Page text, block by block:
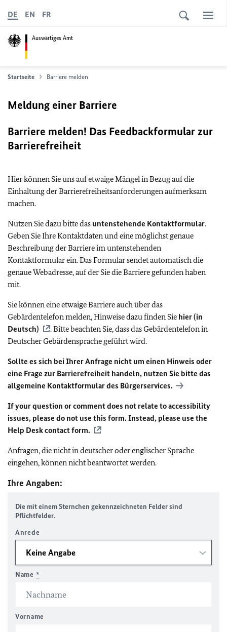
Auswärtiges Amt
DE EN FR
Startseite Barriere melden
Meldung einer Barriere
Barriere melden! Das Feedbackformular zur
Barrierefreiheit
Hier können Sie uns auf etwaige Mängel in Bezug auf die
Einhaltung der Barrierefreiheitsanforderungen aufmerksam
machen.
Nutzen Sie dazu bitte das untenstehende Kontaktformular.
Geben Sie Ihre Kontaktdaten und eine möglichst genaue
Beschreibung der Barriere im untenstehenden
Kontaktformular ein. Das Formular sendet automatisch die
genaue Webadresse, auf der Sie die Barriere gefunden haben
mit.
Sie können eine etwaige Barriere auch über das
Gebärdentelefon melden, Hinweise dazu finden Sie hier (in
Deutsch)
. Bitte beachten Sie, dass das Gebärdentelefon in
Deutscher Gebärdensprache geführt wird.
Sollte es sich bei Ihrer Anfrage nicht um einen Hinweis oder
eine Frage zur Barrierefreiheit handeln, nutzen Sie bitte das
allgemeine Kontaktformular des Bürgerservices.
If your question or comment does not relate to accessibility
issues, please do not use this form. Instead, please use the
Help Desk contact form.
Anfragen, die nicht in deutscher oder englischer Sprache
eingehen, können nicht beantwortet werden.
Ihre Angaben:
Die mit einem Sternchen gekennzeichneten Felder sind
Pflichtfelder.
Anrede
Name *
Vorname